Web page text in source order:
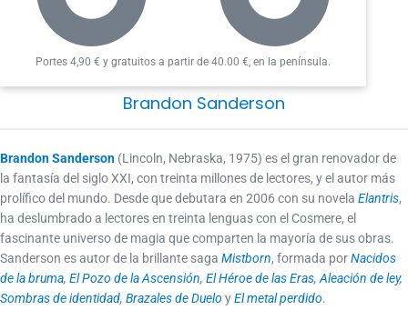
sale a la luz. Vin, Elend y aliados improbables deberán
explorar los más remotos rincones del legado del
tirano para detener una catástrofe inminente. ¿Podrán
descifrar las profecías, equilibrar las fuerzas divinas y
salvar Scadrial antes de que sea tarde?
_________________
Reseñas:
«Brandon Sanderson es una leyenda.»
Alexelcapo, EvilAFM
«Sanderson es un escritor brillante.»
Patrick Rothfuss
Portes 4,90 € y gratuitos a partir de 40.00 €, en la península.
Brandon Sanderson
Brandon Sanderson (Lincoln, Nebraska, 1975) es el gran renovador de
la fantasía del siglo XXI, con treinta millones de lectores, y el autor más
prolífico del mundo. Desde que debutara en 2006 con su novela Elantris,
ha deslumbrado a lectores en treinta lenguas con el Cosmere, el
fascinante universo de magia que comparten la mayoría de sus obras.
Sanderson es autor de la brillante saga Mistborn, formada porNacidos
de la bruma, El Pozo de la Ascensión, El Héroe de las Eras, Aleación de ley,
Sombras de identidad, Brazales de Duelo yEl metal perdido.